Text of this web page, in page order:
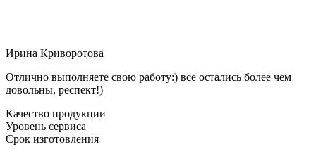
Ирина Криворотова
Отлично выполняете свою работу:) все остались более чем
довольны, респект!)
Качество продукции
Уровень сервиса
Срок изготовления